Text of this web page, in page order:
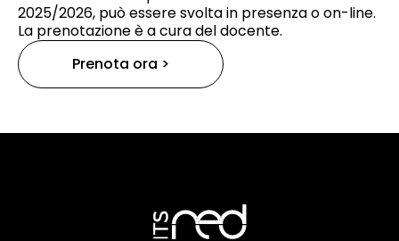
2025/2026, può essere svolta in presenza o on-line.
La prenotazione è a cura del docente.
Prenota ora >